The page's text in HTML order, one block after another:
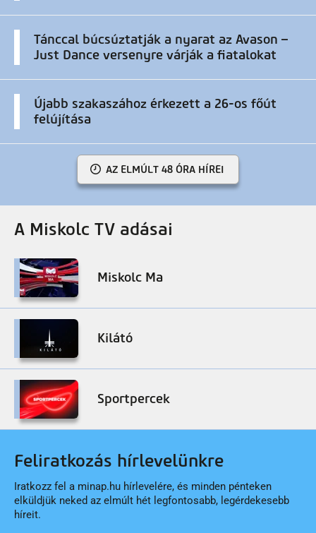
Tánccal búcsúztatják a nyarat az Avason –
Just Dance versenyre várják a fiatalokat
Újabb szakaszához érkezett a 26-os főút
felújítása
AZ ELMÚLT 48 ÓRA HÍREI
A Miskolc TV adásai
Miskolc Ma
Kilátó
Sportpercek
Feliratkozás hírlevelünkre
Iratkozz fel a minap.hu hírlevelére, és minden pénteken
elküldjük neked az elmúlt hét legfontosabb, legérdekesebb
híreit.